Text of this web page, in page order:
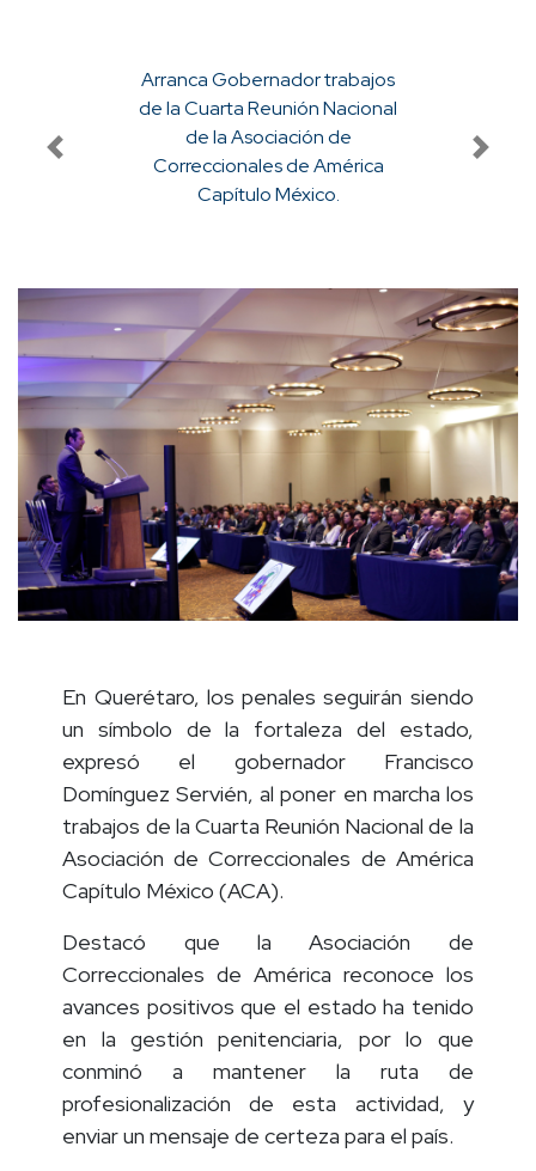
En Querétaro, los penales seguirán siendo
un símbolo de la fortaleza del estado,
expresó el gobernador Francisco
Domínguez Servién, al poner en marcha los
trabajos de la Cuarta Reunión Nacional de la
Asociación de Correccionales de América
Destacó que la Asociación de
Correccionales de América reconoce los
avances positivos que el estado ha tenido
en la gestión penitenciaria, por lo que
conminó a mantener la ruta de
profesionalización de esta actividad, y